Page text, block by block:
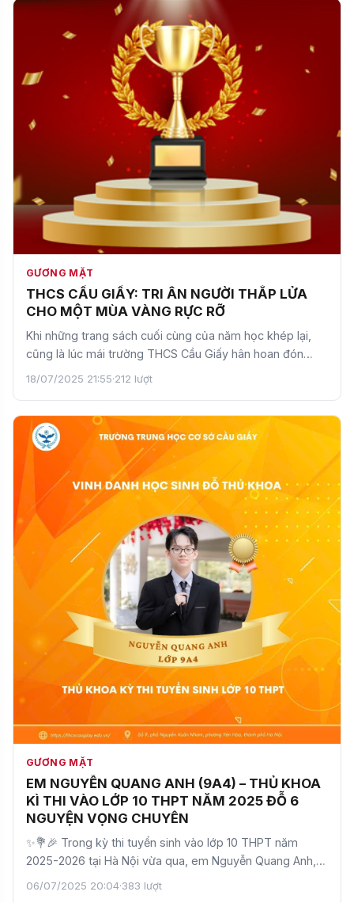
GƯƠNG MẶT
THCS CẦU GIẤY: TRI ÂN NGƯỜI THẮP LỬA
CHO MỘT MÙA VÀNG RỰC RỠ
Khi những trang sách cuối cùng của năm học khép lại,
cũng là lúc mái trường THCS Cầu Giấy hân hoan đón
nhận mộ…
18/07/2025 21:55·212 lượt
GƯƠNG MẶT
EM NGUYỄN QUANG ANH (9A4) – THỦ KHOA
KÌ THI VÀO LỚP 10 THPT NĂM 2025 ĐỖ 6
NGUYỆN VỌNG CHUYÊN
✨💐🎉 Trong kỳ thi tuyển sinh vào lớp 10 THPT năm
2025-2026 tại Hà Nội vừa qua, em Nguyễn Quang Anh,
học sinh…
06/07/2025 20:04·383 lượt